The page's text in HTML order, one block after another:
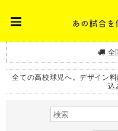
全
全ての高校球児へ。デザイン
込